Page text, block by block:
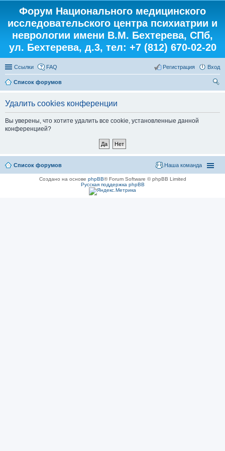
Форум Национального медицинского
исследовательского центра психиатрии и
неврологии имени В.М. Бехтерева, СПб,
ул. Бехтерева, д.3, тел: +7 (812) 670-02-20
Ссылки FAQ Вход
Регистрация
Список форумов
Удалить cookies конференции
Вы уверены, что хотите удалить все cookie, установленные данной
конференцией?
Список форумов Наша команда
Создано на основе phpBB® Forum Software © phpBB Limited
Русская поддержка phpBB